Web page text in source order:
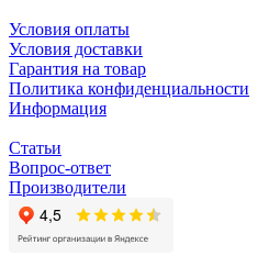
Условия оплаты
Условия доставки
Гарантия на товар
Политика конфиденциальности
Информация
Статьи
Вопрос-ответ
Производители